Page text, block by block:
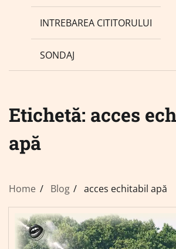
INTREBAREA CITITORULUI
SONDAJ
Etichetă: acces
apă
Home Blog acces echitabil apă